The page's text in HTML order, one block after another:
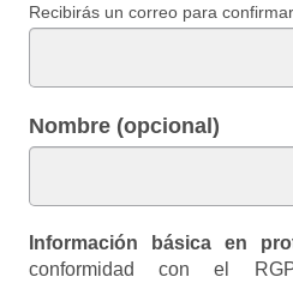
Recibirás un correo para
Nombre (opcional)
Información básica en
conformidad con el